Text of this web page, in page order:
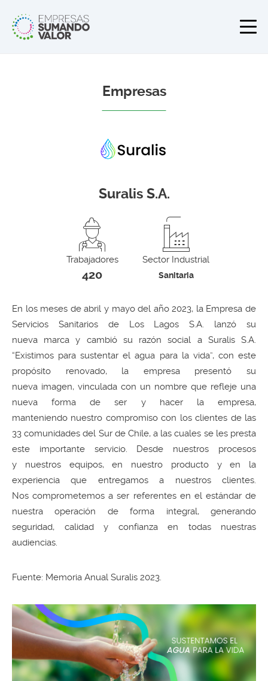
Empresas
Suralis S.A.
En los meses de abril y mayo del año 2023, la Empresa de
Servicios Sanitarios de Los Lagos S.A. lanzó su
nueva marca y cambió su razón social a Suralis S.A.
“Existimos para sustentar el agua para la vida”, con este
propósito renovado, la empresa presentó su
nueva imagen, vinculada con un nombre que refleje una
nueva forma de ser y hacer la empresa,
manteniendo nuestro compromiso con los clientes de las
33 comunidades del Sur de Chile, a las cuales se les presta
este importante servicio. Desde nuestros procesos
y nuestros equipos, en nuestro producto y en la
experiencia que entregamos a nuestros clientes.
Nos comprometemos a ser referentes en el estándar de
nuestra operación de forma integral, generando
seguridad, calidad y confianza en todas nuestras
audiencias.
Fuente: Memoria Anual Suralis 2023.
Trabajadores
420
Sector Industrial
Sanitaria